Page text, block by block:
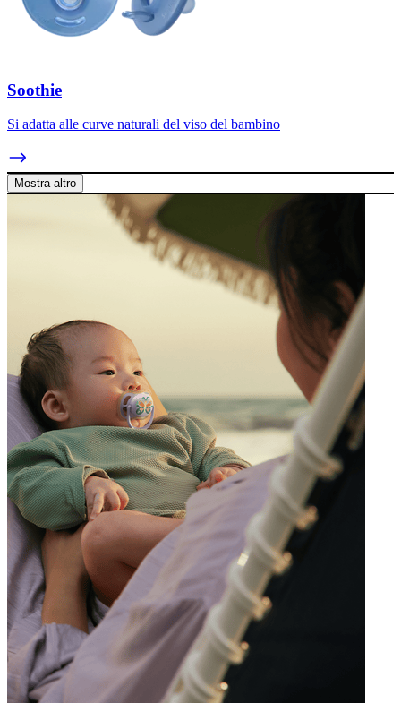
Soothie
Si adatta alle curve naturali del viso del bambino
Mostra altro